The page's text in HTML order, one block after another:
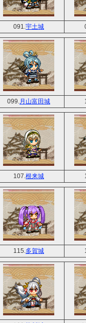
091. 宇土城
099. 月山富田城
107. 根来城
115. 多賀城